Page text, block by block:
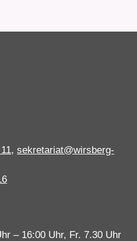
, sekretariat@wirsberg-
– 16:00 Uhr, Fr. 7.30 Uhr